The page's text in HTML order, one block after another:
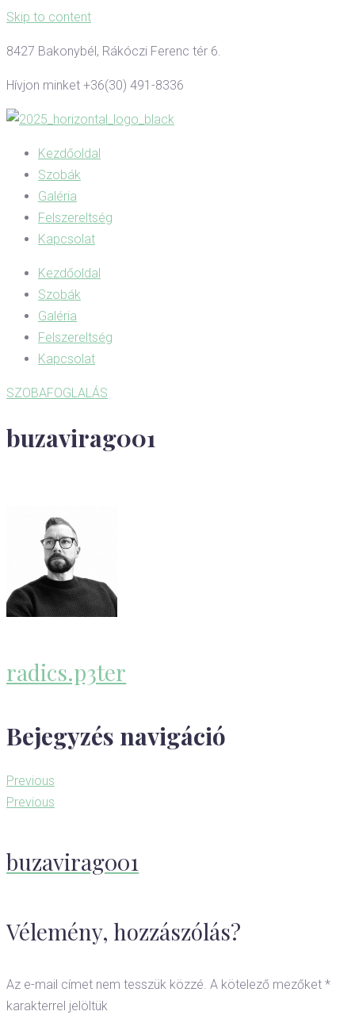
Skip to content
8427 Bakonybél, Rákóczi Ferenc tér 6.
Hívjon minket +36(30) 491-8336
Kezdőoldal
Szobák
Galéria
Felszereltség
Kapcsolat
Kezdőoldal
Szobák
Galéria
Felszereltség
Kapcsolat
SZOBAFOGLALÁS
buzavirag001
radics.p3ter
Bejegyzés navigáció
Previous
Previous
buzavirag001
Vélemény, hozzászólás?
Az e-mail címet nem tesszük közzé. A kötelező mezőket *
karakterrel jelöltük